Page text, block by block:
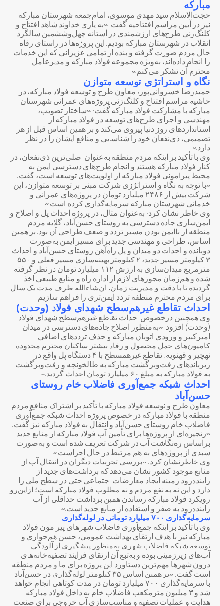
مبارکه
حجت‌الاسلام سید مهدی موسوی، امام‌جمعه شهرستان مبارکه
نیز در آیین مراسم افتتاحیه گفت: «به یاری خداوند شاهد افتتاح و
کلنگ‌زنی طرح‌های ارزشمندی در آستانه چهل‌و‌ششمین سالگرد
انقلاب در شهرستان مبارکه بودیم. این پروژه‌ها در راستای رفاه
حال مردم صورت گرفته و بنده از تمامی عزیزانی که این خدمات
را انجام داده‌اند، به‌ویژه مجموعه فولاد مبارکه و مدیرعامل
محترم آن تشکر می‌کنم.»
نگاه و استراتژی توسعه متوازن
حمیدرضا خسروانی‌پور، معاون طرح و توسعه فولاد مبارکه، در
حاشیه مراسم افتتاح و کلنگ‌زنی پروژه‌های عمرانی شهرستان
مبارکه با مشارکت فولاد مبارکه گفت: «ساختار تصویب،
مهندسی و اجرای طرح‌های توسعه در فولاد مبارکه از
استانداردهای روز دنیا پیروی می‌کند و بر همین اساس قبل از هر
تصمیمی، ذی‌نفعان خود را شناسایی و منافع ایشان را در نظر
دارد.»
وی با تأکید بر اینکه مردم منطقه به‌عنوان اصلی‌ترین ذی‌نفعان، در
کنار فولاد مبارکه هستند و انجام طرح‌های دسترسی ایمن به
محیط پیرامونی فولاد مبارکه از اولویت‌های توسعه است، گفت:
«با توجه به نگاه و استراتژزی شرکت مبنی بر توسعه متوازن، این
شرکت بیش از ۲۴۸۶ میلیارد تومان در پروژه‌های عمرانی و
خدماتی شهرستان مبارکه سرمایه‌گذاری کرده است.»
وی خاطر نشان کرد: به‌عنوان مثال، در پروژه احداث پل و اصلاح و
ایمن‌سازی جاده دسترسی به روستای حسن‌آباد، گلایه مردم
منطقه از ناایمن بودن مسیر تردد و ضعف طراحی آن بود. بر همین
اساس، طراحی و مهندسی جدید برای مسیر ایمن به‌صورت
دوبانده و احداث دو میدان و پل راه‌آهن روستای حسن‌آباد و احداث
۳ کیلومتر مسیر جدید، ۲ کیلومتر بهینه‌سازی مسیر فعلی و ۵۵۰
مترمربع میدان‌سازی به ارزش ۱۱۲ میلیارد تومان در نظر گرفته
شده و هم‌زمان مجوزهای لازم از اداره راه و منابع طبیعی اخذ
گردیده تا با دقت و مدیریت زمان، ان‌شاءالله ظرف مدت یک سال
برای مردم محترم منطقه تردد ایمن‌تری را فراهم سازیم.
احداث تقاطع غیرهم‌سطح شهدای فولاد (وحدت)
وی همچنین درخصوص احداث تقاطع غیرهم‌سطح شهدای فولاد
(وحدت) افزود: «به‌منظور اصلاح جاده‌های دسترسی در میدان
امیرکبیر و ورودی اتوبان مبارکه و حذف ترددهای اضافی
کامیون‌های حمل محصول و رفاه بیشتر ساکنان محترم محدوده
نهچیر و قهنویه، تقاطع غیرهمسطح با ۴ دستگاه پل واقع در
زیرباندهای رفت‌وبرگشت مبارکه به طالخونچه و رفت‌وبرگشت
به فولاد مبارکه به مبلغ ۶۰ میلیارد تومان احداث گردید.»
احداث شبکه جمع‌آوری فاضلاب خام روستای
حسن‌آباد
معاون طرح و توسعه فولاد مبارکه با تأکید بر اشتراک منافع مردم
منطقه با فولاد مبارکه در خصوص پروژه احداث شبکه جمع‌آوری
فاضلاب خام روستای حسن‌آباد و انتقال به فولاد مبارکه نیز گفت:
«زنجیره‌ای از پروژه‌ها برای تأمین آب فولاد مبارکه از منابع جدید
براساس ره‌نگاشت آب در شرکت تعریف شده است و به‌صورت
سبدی از پروژه‌های به هم مرتبط در حال اجراست.»
وی خاطرنشان کرد: «بررسی تجربیات دیگران در انتقال آب از
منابع موجود کشور نشان می‌دهد که برداشت‌های جدید از
زاینده‌رود زمینه ایجاد معارضات اجتماعی حتی در سطح ملی را
دارد و این نه به نفع مردم و نه مطلوب فولاد مبارکه است؛ ازاین‌رو
رویکرد فولاد مبارکه رساندن همین برداشت حداقلی از آب
زاینده‌رود به صفر و استفاده از منابع جدید است.»
سرمایه‌گذاری ۷۰۰ میلیارد تومانی در لوله‌گذاری
وی با تأکید بر اینکه جمع‌آوری فاضلاب شهرهای پیرامون فولاد
مبارکه نیز با هدف ارتقای بهداشت عمومی، حسن هم‌جواری و
توسعه شبکه فاضلاب شهری به‌منظور پیشگیری از آلودگی
آب‌های زیرزمینی بوده و به‌تبع آن ارتقای فرایند تصفیه‌خانه‌های
درون شهرها مهم‌ترین دستاورد این پروژه برای ما و مردم منطقه
است گفت: «بر همین اساس ۳۵ کیلومتر لوله‌گذاری در حسن‌آباد
با سرمایه‌گذاری ۷۰۰ میلیارد تومان در مدت کوتاهی انجام خواهد
شد و ۳ میلیون مترمکعب فاضلاب خام به داخل فولاد مبارکه
هدایت و عملیات تصفیه و مناسب‌سازی آب خروجی برای صنعت